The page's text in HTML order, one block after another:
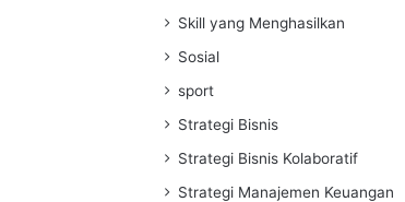
Skill yang Menghasilkan
Sosial
sport
Strategi Bisnis
Strategi Bisnis Kolaboratif
Strategi Manajemen Keuangan